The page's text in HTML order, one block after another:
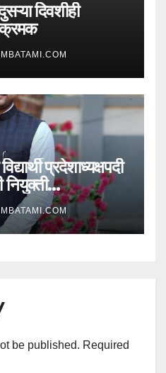
दिवशीही
प्रदेशाध्यक्षपदी
नियुक्ती…
be published. Required